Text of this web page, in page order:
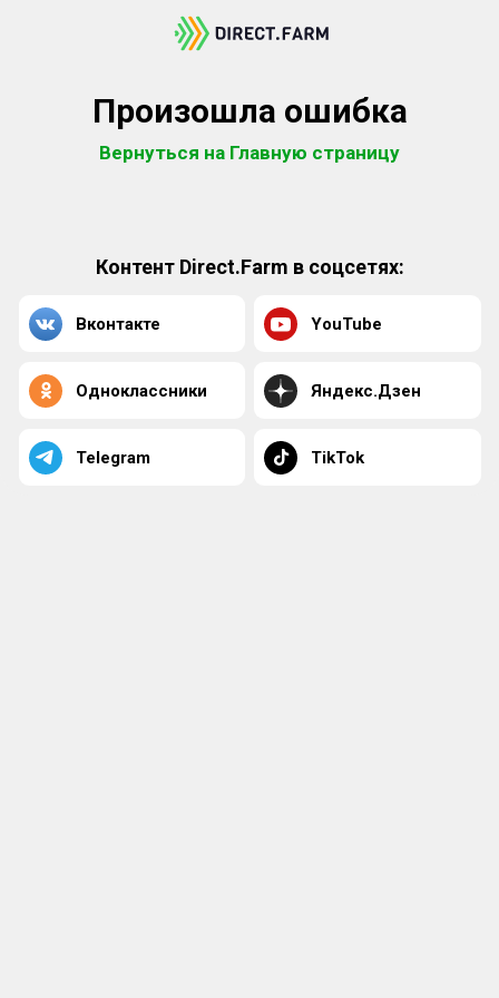
Произошла ошибка
Вернуться на Главную страницу
Контент Direct.Farm в соцсетях:
Вконтакте YouTube
Одноклассники Яндекс.Дзен
Telegram TikTok